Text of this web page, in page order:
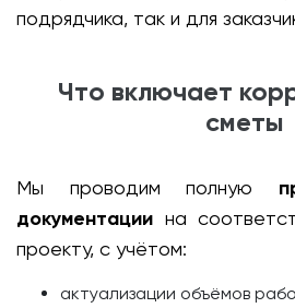
подрядчика, так и для
Что включает
сметы
Мы проводим полную
документации на
проекту, с учётом:
актуализации объёмов